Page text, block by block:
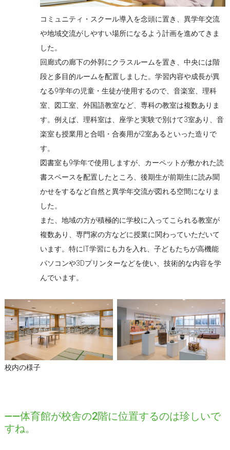
コミュニティ・スクール導入を念頭に置き、異学年交流
や地域交流がしやすい場所になるよう計画を進めてきま
した。
回廊式の廊下の外郭にクラスルームを置き、中央には階
段と多目的ルームを配置しました。学習内容や成長が異
なる9学年の児童・生徒が使用するので、音楽室、理科
室、図工室、外国語教室など、専科の教室は複数ありま
す。例えば、理科室は、座学と実験で別けて3室あり、音
楽室も授業用と合唱・合奏用が2室あるといった造りで
す。
図書室も9学年で使用しますが、カーペットが敷かれた読
書スペースを配置したところ、後期生が前期生に読み聞
かせをするなど自然と異学年交流が図れる空間になりま
した。
また、地域の方が積極的に学校に入ってこられる教室が
複数あり、専門家の方などに授業に関わっていただいて
います。特にIT学習にも力を入れ、子どもたちが高機能
パソコンや3Dプリンターなどを使い、技術的な内容を学
んでいます。
校内の様子
――体育館が校舎の2階に位置するのは珍しいで
すね。